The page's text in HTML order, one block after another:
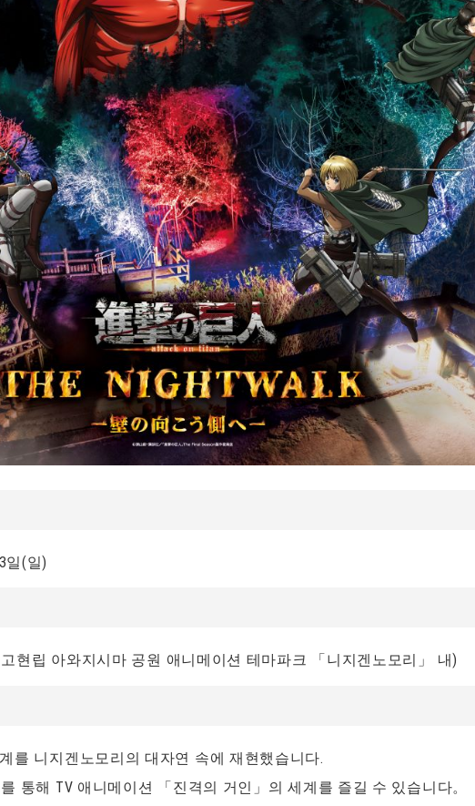
일(일)
현립 아와지시마 공원 애니메이션 테마파크 「니지겐노모리」 내)
를 니지겐노모리의 대자연 속에 재현했습니다.
통해 TV 애니메이션 「진격의 거인」의 세계를 즐길 수 있습니다。